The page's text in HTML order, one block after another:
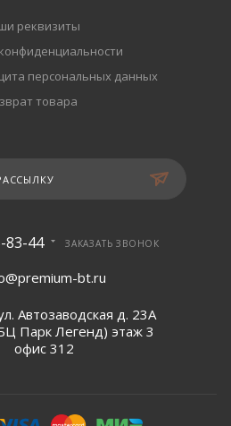
реквизиты
персональных данных
товара
83-44 ЗАКАЗАТЬ ЗВОНОК
bt.ru
Автозаводская д. 23А
Парк Легенд) этаж 3
офис 312